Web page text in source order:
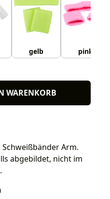
gelb pink
WARENKORB
Arm.
abgebildet, nicht im